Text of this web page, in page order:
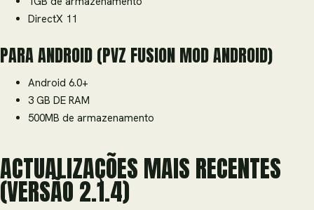
DirectX 11
PARA ANDROID (PVZ FUSION MOD ANDROID)
Android 6.0+
3 GB DE RAM
500MB de armazenamento
ACTUALIZAÇÕES MAIS RECENTES
(VERSÃO 2.1.4)